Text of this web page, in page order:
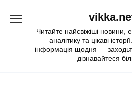
Читайте найсвіжіші новини,
аналітику та цікаві
інформація щодня —
дізнавайтеся